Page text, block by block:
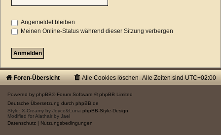
Angemeldet bleiben
Meinen Online-Status während dieser Sitzung verbergen
Foren-Übersicht Alle Zeiten sind UTC+02:00
Alle Cookies löschen
Powered by phpBB® Forum Software © phpBB Limited
Deutsche Übersetzung durch phpBB.de
Style: X-Creamy by Joyce&Luna phpBB-Style-Design
Modified for Alathair by Jael
Datenschutz
Nutzungsbedingungen